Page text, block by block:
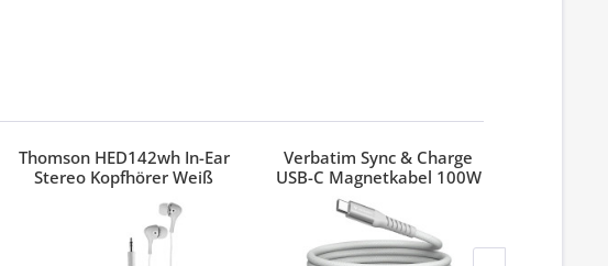
Thomson HED142wh In-Ear
Stereo Kopfhörer Weiß
Verbatim Sync & Charge
USB-C Magnetkabel 100W